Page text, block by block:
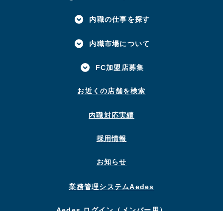
内職の仕事を探す
内職市場について
FC加盟店募集
お近くの店舗を検索
内職対応実績
採用情報
お知らせ
業務管理システムAedes